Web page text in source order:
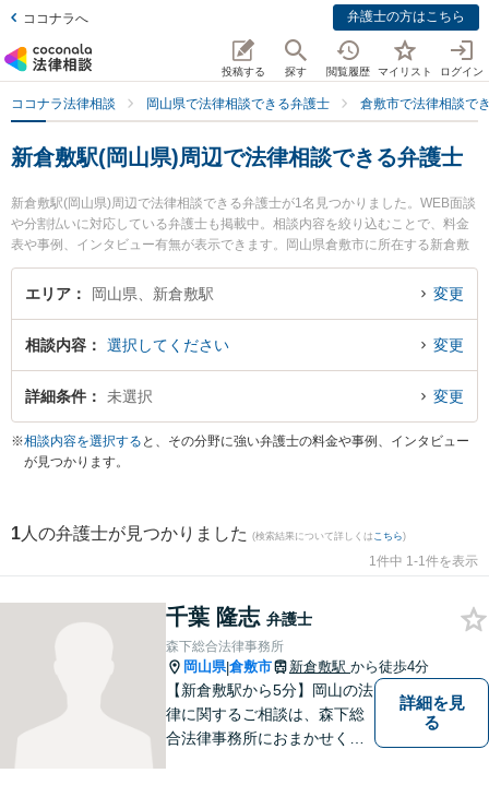
ココナラへ 弁護士の方はこちら
投稿する 探す 閲覧履歴 マイリスト ログイン
ココナラ法律相談 岡山県で法律相談できる弁護士 倉敷市で法律相談で
新倉敷駅(岡山県)周辺で法律相談できる弁護士
新倉敷駅(岡山県)周辺で法律相談できる弁護士が1名見つかりました。WEB面談
や分割払いに対応している弁護士も掲載中。相談内容を絞り込むことで、料金
表や事例、インタビュー有無が表示できます。岡山県倉敷市に所在する新倉敷
駅はJR山陽本線(岡山～三原)沿線の駅です。より多くの弁護士から探したいと
きは市区町村検索や同一路線のより大きな駅も追加選択して探すと良いでしょ
先から通いやすい新倉敷駅周辺に事務所を構える弁護士に面談予約したい』
『家族間の相続トラブルのトラブル解決の実績豊富な新倉敷駅近くの弁護士を
検索したい』『初回無料で家族間の相続トラブルを法律相談できる新倉敷駅付
エリア 岡山県、新倉敷駅 変更
相談内容 選択してください 変更
詳細条件 未選択 変更
※相談内容を選択する と、その分野に強い弁護士の料金や事例、インタビュー
が見つかります。
1 人の弁護士が見つかりました (検索結果について詳しくは こちら)
1件中 1-1件を表示
千葉 隆志 弁護士
森下総合法律事務所
岡山県|倉敷市 新倉敷駅 から徒歩4分
【新倉敷駅から5分】岡山の法
律に関するご相談は、森下総
合法律事務所におまかせくだ
詳細を見
る